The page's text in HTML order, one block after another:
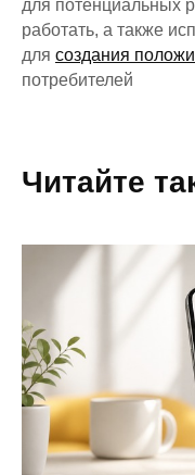
для потенциальных
работать, а также
для создания
потребителей
Читайте